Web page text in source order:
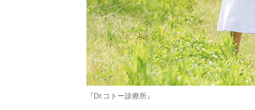
『Dr.コトー診療所』